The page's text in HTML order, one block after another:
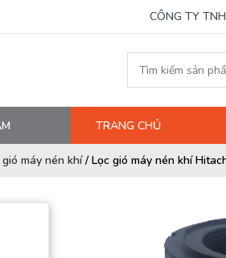
CÔNG TY
TRANG CHỦ
gió máy nén khí/Lọc gió máy nén khí